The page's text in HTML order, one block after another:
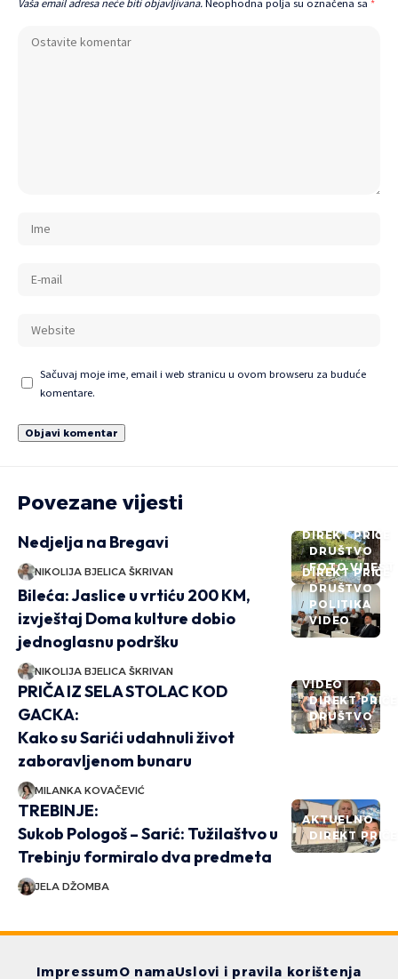
Vaša email adresa neće biti objavljivana. Neophodna polja su označena sa *
Sačuvaj moje ime, email i web stranicu u ovom browseru za buduće
komentare.
Povezane vijesti
DIREKT PRIČE
DRUŠTVO
FOTO VIJEST
Nedjelja na Bregavi
NIKOLIJA BJELICA ŠKRIVAN
DIREKT PRIČE
DRUŠTVO
POLITIKA
VIDEO
Bileća: Jaslice u vrtiću 200 KM,
izvještaj Doma kulture dobio
jednoglasnu podršku
NIKOLIJA BJELICA ŠKRIVAN
VIDEO
DIREKT PRIČE
DRUŠTVO
PRIČA IZ SELA STOLAC KOD
GACKA:
Kako su Sarići udahnuli život
zaboravljenom bunaru
MILANKA KOVAČEVIĆ
AKTUELNO
DIREKT PRIČE
TREBINJE:
Sukob Pologoš – Sarić: Tužilaštvo u
Trebinju formiralo dva predmeta
JELA DŽOMBA
ImpressumO namaUslovi i pravila korištenja